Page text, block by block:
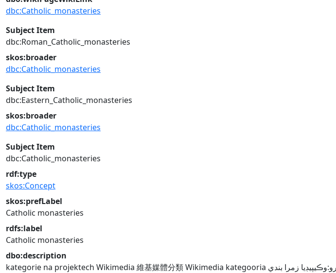
dbc:Catholic_monasteries
Subject Item
dbc:Roman_Catholic_monasteries
skos:broader
dbc:Catholic_monasteries
Subject Item
dbc:Eastern_Catholic_monasteries
skos:broader
dbc:Catholic_monasteries
Subject Item
dbc:Catholic_monasteries
rdf:type
skos:Concept
skos:prefLabel
Catholic monasteries
rdfs:label
Catholic monasteries
dbo:description
kategorie na projektech Wikimedia 維基媒體分類Wikimedia kategooria زمرا بندي